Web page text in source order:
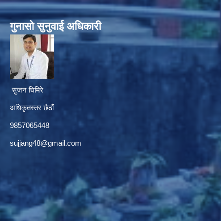
गुनासाे सुनुवाई अधिकारी
सुजन घिमिरे
अधिकृतस्तर छैठौं‌
9857065448
sujjang48@gmail.com